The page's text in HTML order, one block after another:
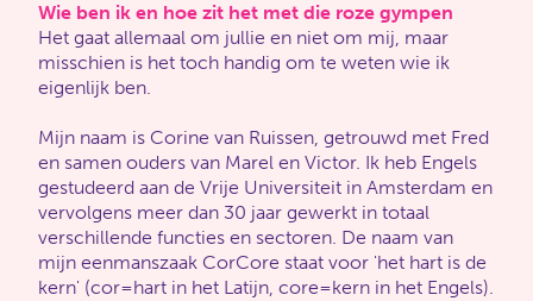
Wie ben ik en hoe zit het met die roze gympen
Het gaat allemaal om jullie en niet om mij, maar
misschien is het toch handig om te weten wie ik
eigenlijk ben.
Mijn naam is Corine van Ruissen, getrouwd met Fred
en samen ouders van Marel en Victor. Ik heb Engels
gestudeerd aan de Vrije Universiteit in Amsterdam en
vervolgens meer dan 30 jaar gewerkt in totaal
verschillende functies en sectoren. De naam van
mijn eenmanszaak CorCore staat voor 'het hart is de
kern' (cor=hart in het Latijn, core=kern in het Engels).